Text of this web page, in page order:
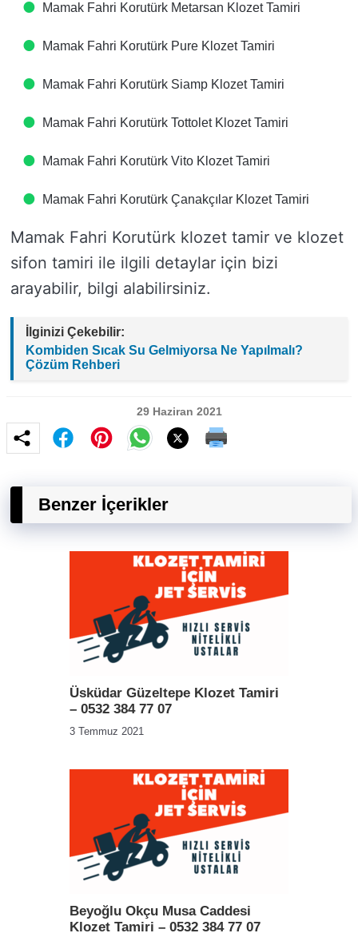
Mamak Fahri Korutürk Metarsan Klozet Tamiri
Mamak Fahri Korutürk Pure Klozet Tamiri
Mamak Fahri Korutürk Siamp Klozet Tamiri
Mamak Fahri Korutürk Tottolet Klozet Tamiri
Mamak Fahri Korutürk Vito Klozet Tamiri
Mamak Fahri Korutürk Çanakçılar Klozet Tamiri
Mamak Fahri Korutürk klozet tamir ve klozet
sifon tamiri ile ilgili detaylar için bizi
arayabilir, bilgi alabilirsiniz.
İlginizi Çekebilir:
Kombiden Sıcak Su Gelmiyorsa Ne Yapılmalı?
Çözüm Rehberi
29 Haziran 2021
Benzer İçerikler
Üsküdar Güzeltepe Klozet Tamiri
– 0532 384 77 07
3 Temmuz 2021
Beyoğlu Okçu Musa Caddesi
Klozet Tamiri – 0532 384 77 07